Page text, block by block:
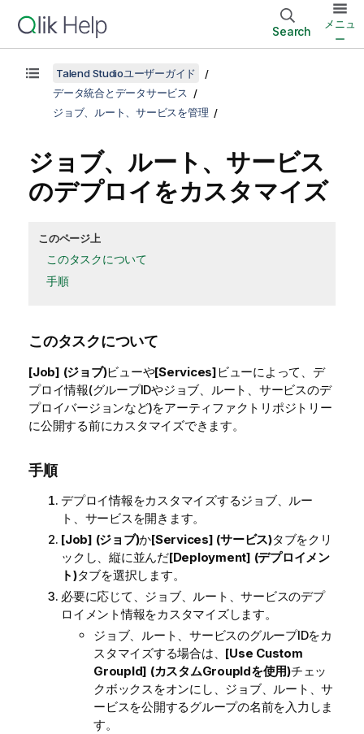
Search
メニュ
ー
Talend Studioユーザーガイド
データ統合とデータサービス
ジョブ、ルート、サービスを管理
ジョブ、ルート、サービス
のデプロイをカスタマイズ
このページ上
このタスクについて
手順
このタスクについて
[Job] (ジョブ)ビューや[Services]ビューによって、デ
プロイ情報(グループIDやジョブ、ルート、サービスのデ
プロイバージョンなど)をアーティファクトリポジトリー
に公開する前にカスタマイズできます。
手順
デプロイ情報をカスタマイズするジョブ、ルー
ト、サービスを開きます。
[Job] (ジョブ)か[Services] (サービス)タブをクリ
ックし、縦に並んだ[Deployment] (デプロイメン
ト)タブを選択します。
必要に応じて、ジョブ、ルート、サービスのデプ
ロイメント情報をカスタマイズします。
ジョブ、ルート、サービスのグループIDをカ
スタマイズする場合は、 [Use Custom
GroupId] (カスタムGroupIdを使用)チェッ
クボックスをオンにし、ジョブ、ルート、サ
ービスを公開するグループの名前を入力しま
す。